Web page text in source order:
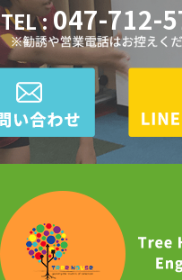
TEL :047-712-